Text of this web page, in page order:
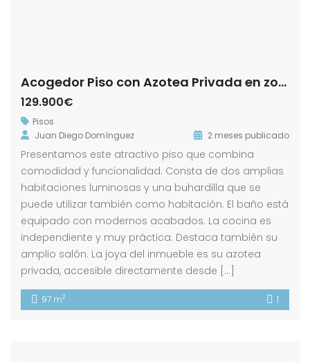
Acogedor Piso con Azotea Privada en zona El Barrio.- Calle Cañuelos!
129.900€
Pisos
Juan Diego Domínguez
2 meses publicado
Presentamos este atractivo piso que combina
comodidad y funcionalidad. Consta de dos amplias
habitaciones luminosas y una buhardilla que se
puede utilizar también como habitación. El baño está
equipado con modernos acabados. La cocina es
independiente y muy práctica. Destaca también su
amplio salón. La joya del inmueble es su azotea
privada, accesible directamente desde […]
97 m2 1